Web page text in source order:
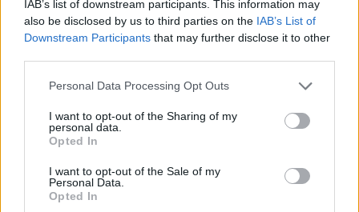
IAB’s list of downstream participants. This information may
also be disclosed by us to third parties on the IAB’s List of
Downstream Participants that may further disclose it to other
Personal Data Processing Opt Outs
I want to opt-out of the Sharing of my
personal data.
Opted In
I want to opt-out of the Sale of my
Personal Data.
Opted In
obrací přímo na Vás, naše čtenáře. A její hlavní heslo „Našli jste
Ekolist.cz? Příště tu nemusí být“ není rozhodně nadnesené. Server
Ekolist.cz se totiž stále potácí na hraně, buď se nám podaří získat
peníze na další činnost, nebo bude poctivější říct si, že to nejde a se
ctí zavřít krám.
Červen 2013 na Ekolistu aneb Nový šéfredaktor
1.7.2013
Milé čtenářky a milí čtenáři,
jak jistě tušíte, Ekolist.cz prochází důležitou proměnou. Neradostná
finanční situace vede redakci k dost bolestnému rozhodování, co z
nabídky čtenářům oželet, aby server co nejvíc snížil náklady,
zároveň ale aby zůstal relevantním zdrojem článků o přírodě a
životním prostředí. Prvních šest měsíců roku 2013 se nám podařilo